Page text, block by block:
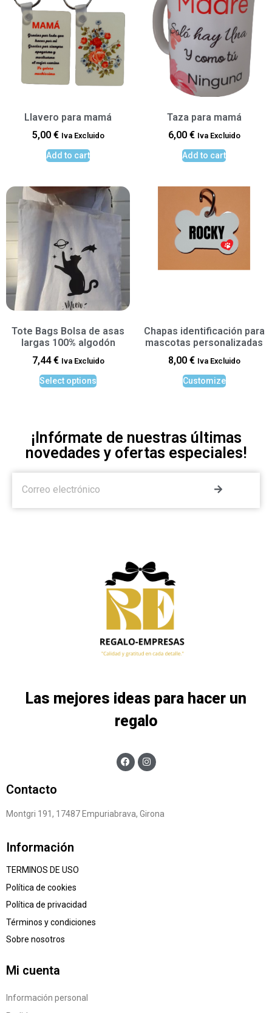
Llavero para mamá
5,00 € Iva Excluido
Add to cart
Taza para mamá
6,00 € Iva Excluido
Add to cart
Tote Bags Bolsa de asas
largas 100% algodón
7,44€ Iva Excluido
Select options
Chapas identificación para
mascotas personalizadas
8,00 € Iva Excluido
Customize
¡Infórmate de nuestras últimas
novedades y ofertas especiales!
Las mejores ideas para hacer un
regalo
Contacto
Montgri 191, 17487 Empuriabrava, Girona
Información
TERMINOS DE USO
Política de cookies
Política de privacidad
Términos y condiciones
Sobre nosotros
Mi cuenta
Información personal